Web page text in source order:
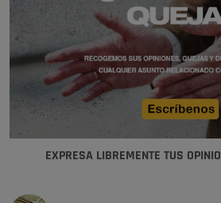
EXPRESA LIBREMENTE TUS